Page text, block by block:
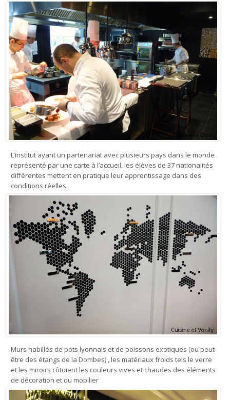
L’institut ayant un partenariat avec plusieurs pays dans le monde
représenté par une carte à l’accueil, les élèves de 37 nationalités
différentes mettent en pratique leur apprentissage dans des
conditions réelles.
Murs habillés de pots lyonnais et de poissons exotiques (ou peut
être des étangs de la Dombes) , les matériaux froids tels le verre
et les miroirs côtoient les couleurs vives et chaudes des éléments
de décoration et du mobilier